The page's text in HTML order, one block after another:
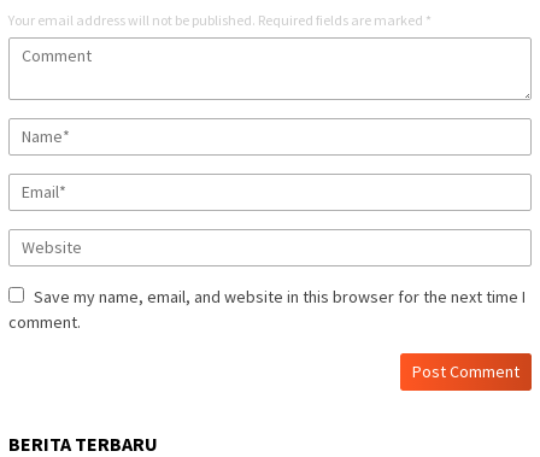
Your email address will not be published. Required fields are marked *
Save my name, email, and website in this browser for the next time I
comment.
BERITA TERBARU